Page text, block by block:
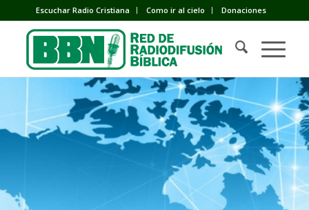
Escuchar Radio Cristiana Como ir al cielo Donaciones